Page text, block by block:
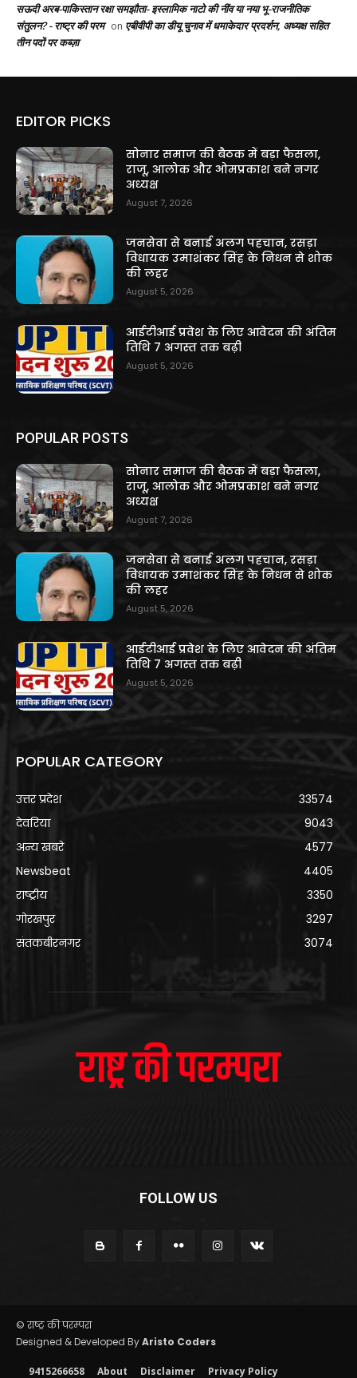
सऊदी अरब-पाकिस्तान रक्षा समझौता- इस्लामिक नाटो की नींव या नया भू-राजनीतिक
संतुलन? - राष्ट्र की परम on एबीवीपी का डीयू चुनाव में धमाकेदार प्रदर्शन, अध्यक्ष सहित
तीन पदों पर कब्ज़ा
EDITOR PICKS
सोनार समाज की बैठक में बड़ा फैसला,
राजू, आलोक और ओमप्रकाश बने नगर
अध्यक्ष
August 7, 2026
जनसेवा से बनाई अलग पहचान, रसड़ा
विधायक उमाशंकर सिंह के निधन से शोक
की लहर
August 5, 2026
आईटीआई प्रवेश के लिए आवेदन की अंतिम
तिथि 7 अगस्त तक बढ़ी
August 5, 2026
POPULAR POSTS
सोनार समाज की बैठक में बड़ा फैसला,
राजू, आलोक और ओमप्रकाश बने नगर
अध्यक्ष
August 7, 2026
जनसेवा से बनाई अलग पहचान, रसड़ा
विधायक उमाशंकर सिंह के निधन से शोक
की लहर
August 5, 2026
आईटीआई प्रवेश के लिए आवेदन की अंतिम
तिथि 7 अगस्त तक बढ़ी
August 5, 2026
POPULAR CATEGORY
उत्तर प्रदेश
33574
देवरिया
9043
अन्य खबरे
4577
Newsbeat
4405
राष्ट्रीय
3350
गोरखपुर
3297
संतकबीरनगर
3074
FOLLOW US
© राष्ट्र की परम्परा
Designed & Developed ByAristo Coders
9415266658 About Disclaimer Privacy Policy